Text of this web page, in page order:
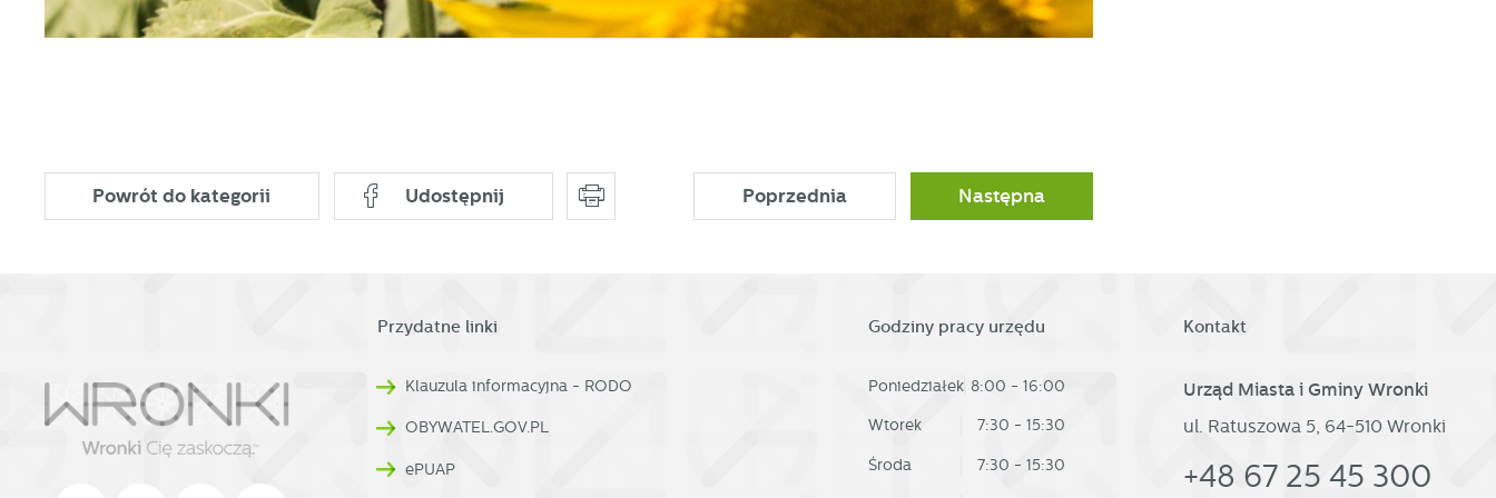
Powrótdo kategorii Udostępnij Poprzednia Następna
Przydatne linki
Klauzula informacyjna - RODO
OBYWATEL.GOV.PL
ePUAP
Godziny pracy urzędu
Poniedziałek 8:00 - 16:00
Wtorek 7:30 - 15:30
Środa 7:30 - 15:30
Kontakt
Urząd Miasta i Gminy Wronki
ul. Ratuszowa 5, 64-510 Wronki
+48 67 25 45 300
postaci wiadomości, ofert, komunikatów mediów społecznościowych.